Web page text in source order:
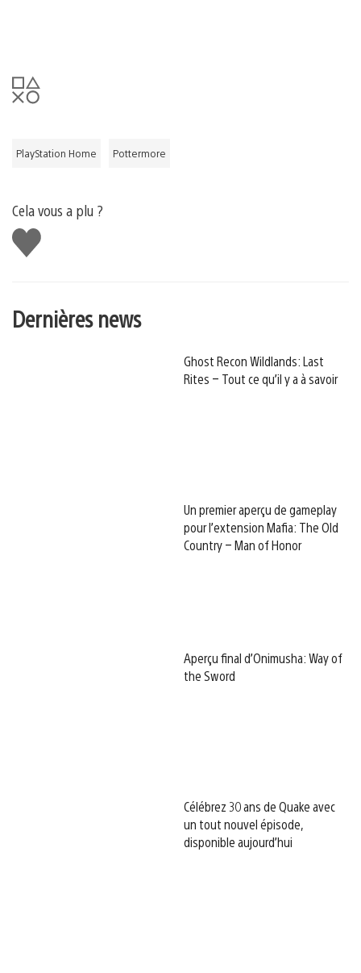
PlayStation Home Pottermore
Cela vous a plu ?
J'aime
Dernières news
Ghost Recon Wildlands: Last
Rites – Tout ce qu’il y a à savoir
Un premier aperçu de gameplay
pour l’extension Mafia: The Old
Country – Man of Honor
Aperçu final d’Onimusha: Way of
the Sword
Célébrez 30 ans de Quake avec
un tout nouvel épisode,
disponible aujourd’hui